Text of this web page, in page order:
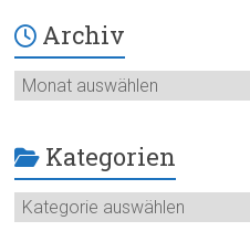
Archiv
Archiv
Kategorien
Kategorien